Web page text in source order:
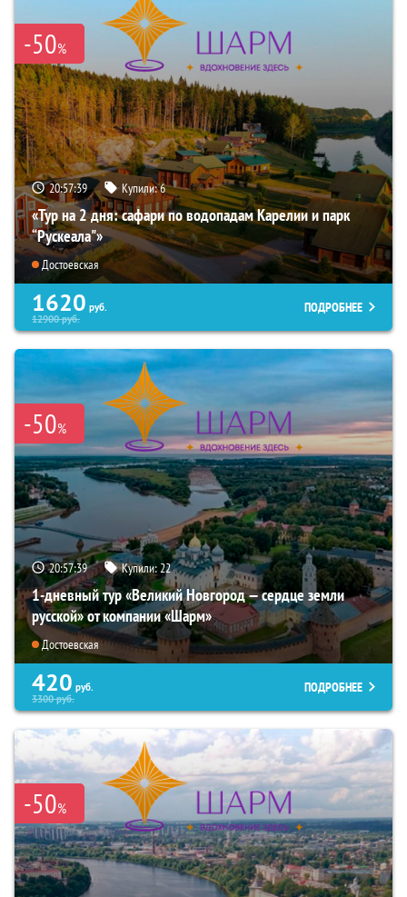
-50%
20:57:37 Купили:6
«Тур на 2 дня: сафари по водопадам Карелии и парк
“Рускеала"»
Достоевская
1620 руб.
12900руб.
ПОДРОБНЕЕ
-50%
20:57:37 Купили:22
1-дневный тур «Великий Новгород — сердце земли
русской» от компании «Шарм»
Достоевская
420 руб.
3300руб.
ПОДРОБНЕЕ
-50%